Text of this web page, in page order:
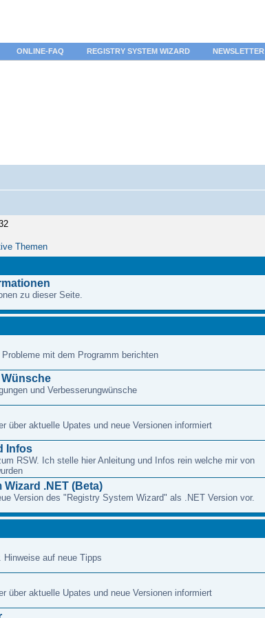
ONLINE-FAQ REGISTRY SYSTEM WIZARD NEWSLETTER
Themen
zu dieser Seite.
mit dem Programm berichten
und Verbesserungwünsche
über aktuelle Upates und neue Versionen informiert
Infos
RSW. Ich stelle hier Anleitung und Infos rein welche mir von
Wizard .NET (Beta)
Version des "Registry System Wizard" als .NET Version vor.
Hinweise auf neue Tipps
über aktuelle Upates und neue Versionen informiert